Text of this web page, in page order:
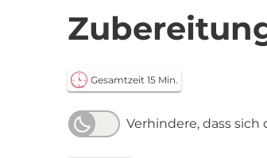
Gesamtzeit 15 Min.
Verhindere, dass